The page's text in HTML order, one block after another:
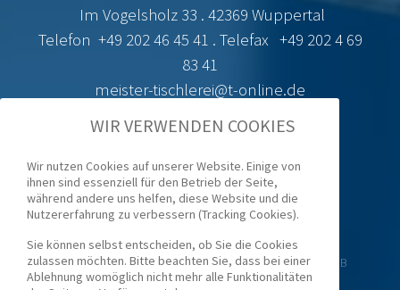
Im Vogelsholz 33 . 42369 Wuppertal
Telefon +49 202 46 45 41 . Telefax +49 202 4 69
83 41
meister-tischlerei@t-online.de
KONTAKT/ANFAHRT IMPRESSUM / AGB
WIR VERWENDEN COOKIES
Wir nutzen Cookies auf unserer Website. Einige von
ihnen sind essenziell für den Betrieb der Seite,
während andere uns helfen, diese Website und die
Nutzererfahrung zu verbessern (Tracking Cookies).
Sie können selbst entscheiden, ob Sie die Cookies
zulassen möchten. Bitte beachten Sie, dass bei einer
Ablehnung womöglich nicht mehr alle Funktionalitäten